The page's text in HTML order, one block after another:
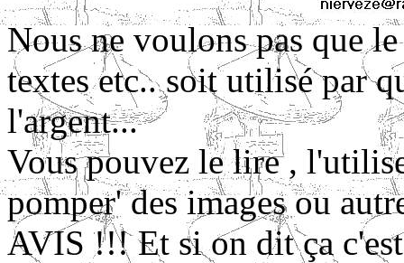
Nous ne voulons pas que
textes etc.. soit utilisé par
l'argent...
Vous pouvez le lire ,
pomper' des images ou
AVIS !!! Et si on dit ça